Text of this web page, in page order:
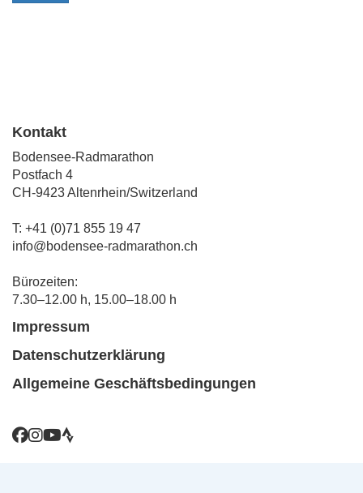
Kontakt
Bodensee-Radmarathon
Postfach 4
CH-9423 Altenrhein/Switzerland
T: +41 (0)71 855 19 47
info@bodensee-radmarathon.ch
Bürozeiten:
7.30–12.00 h, 15.00–18.00 h
Impressum
Datenschutzerklärung
Allgemeine Geschäftsbedingungen